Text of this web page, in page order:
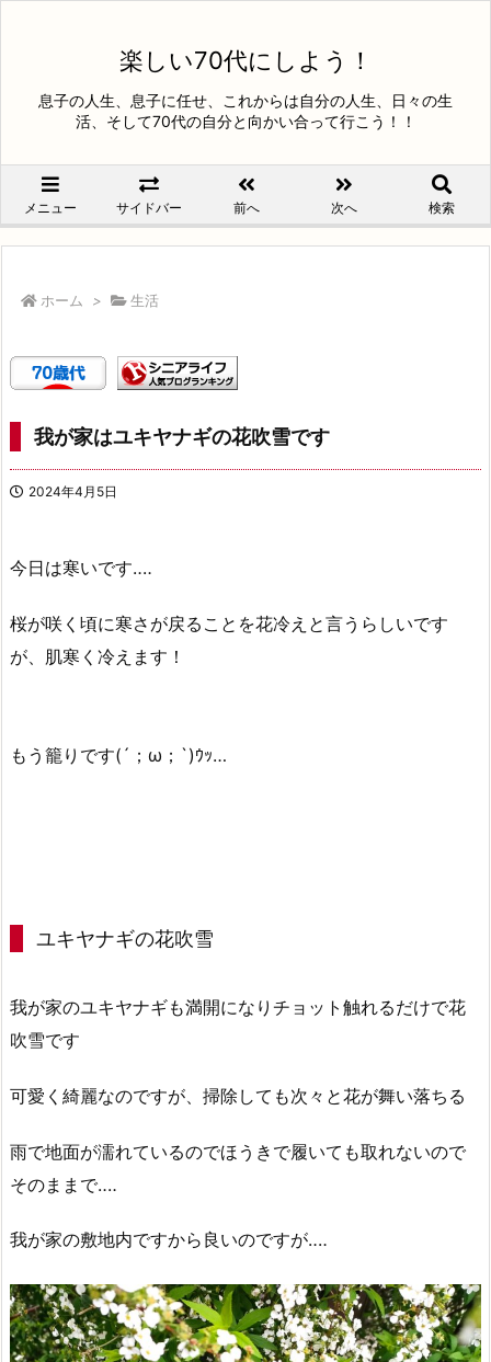
楽しい70代にしよう！
息子の人生、息子に任せ、これからは自分の人生、日々の生
活、そして70代の自分と向かい合って行こう！！
メニュー サイドバー 前へ 次へ 検索
ホーム > 生活
我が家はユキヤナギの花吹雪です
2024年4月5日
今日は寒いです‥‥
桜が咲く頃に寒さが戻ることを花冷えと言うらしいです
が、肌寒く冷えます！
もう籠りです(´；ω；`)ｳｯ…
ユキヤナギの花吹雪
我が家のユキヤナギも満開になりチョット触れるだけで花
吹雪です
可愛く綺麗なのですが、掃除しても次々と花が舞い落ちる
雨で地面が濡れているのでほうきで履いても取れないので
そのままで‥‥
我が家の敷地内ですから良いのですが‥‥